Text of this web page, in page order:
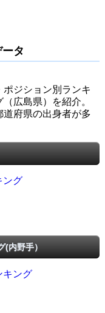
タ
ジション別ランキ
広島県）を紹介。
府県の出身者が多
ング
(内野手）
キング